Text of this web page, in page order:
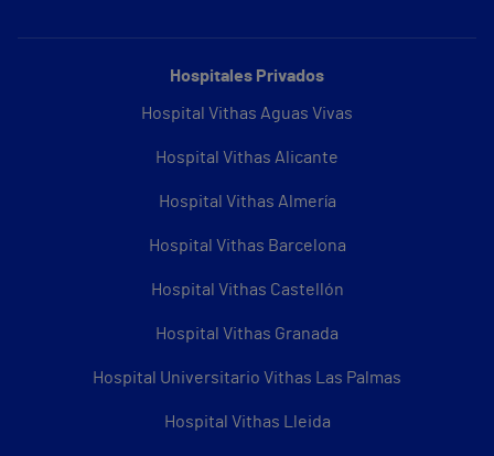
Hospitales Privados
Hospital Vithas Aguas Vivas
Hospital Vithas Alicante
Hospital Vithas Almería
Hospital Vithas Barcelona
Hospital Vithas Castellón
Hospital Vithas Granada
Hospital Universitario Vithas Las Palmas
Hospital Vithas Lleida